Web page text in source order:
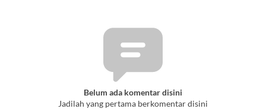
Belum ada komentar disini
Jadilah yang pertama berkomentar disini